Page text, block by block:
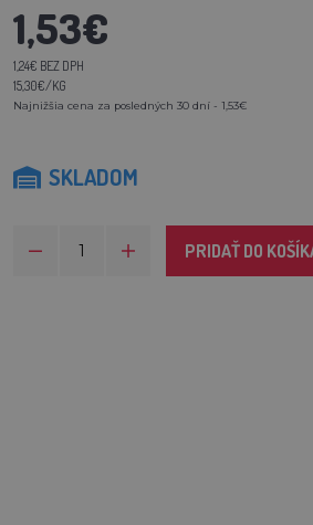
1,53€
1,24€ BEZ DPH
15,30€/KG
Najnižšia cena za posledných 30 dní - 1,53€
SKLADOM
PRIDAŤ DO